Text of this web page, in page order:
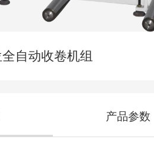
自动收卷机组
产品参数